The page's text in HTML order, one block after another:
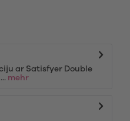
ar Satisfyer Double
mehr